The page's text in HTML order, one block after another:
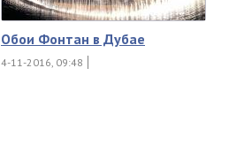
Обои Фонтан в Дубае
4-11-2016, 09:48